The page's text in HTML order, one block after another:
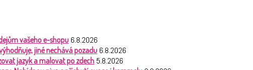
vašeho e-shopu 6.8.2026
jiné nechává pozadu 6.8.2026
jazyk a malovat po zdech 5.8.2026